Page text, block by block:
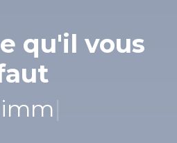
qu'il vous
n